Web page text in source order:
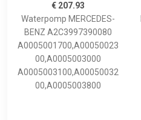
€ 207.93
Waterpomp MERCEDES-
BENZ A2C3997390080
A0005001700,A00050023
00,A0005003000
A0005003100,A00050032
00,A0005003800